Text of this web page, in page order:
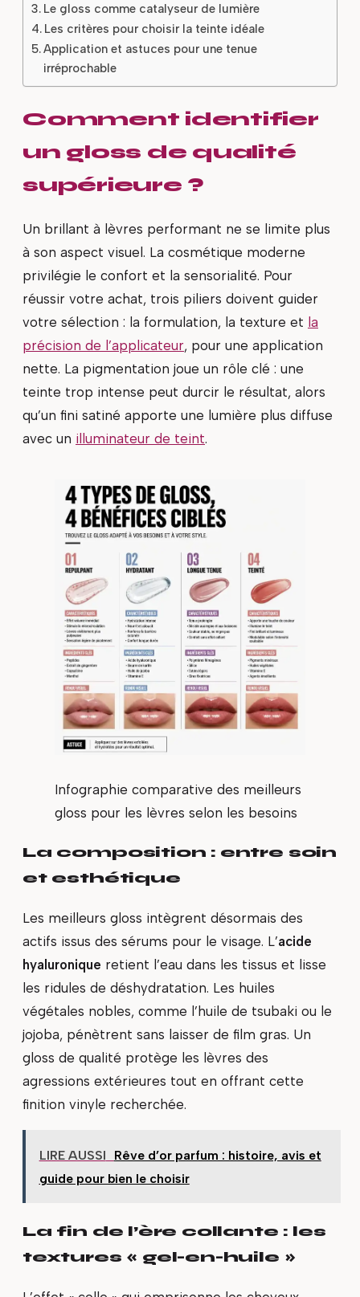
Le gloss comme catalyseur de lumière
Les critères pour choisir la teinte idéale
Application et astuces pour une tenue
irréprochable
Comment identifier
un gloss de qualité
supérieure ?
Un brillant à lèvres performant ne se limite plus
à son aspect visuel. La cosmétique moderne
privilégie le confort et la sensorialité. Pour
réussir votre achat, trois piliers doivent guider
votre sélection : la formulation, la texture et la
précision de l’applicateur, pour une application
nette. La pigmentation joue un rôle clé : une
teinte trop intense peut durcir le résultat, alors
qu’un fini satiné apporte une lumière plus diffuse
avec un illuminateur de teint.
Infographie comparative des meilleurs
gloss pour les lèvres selon les besoins
La composition : entre soin
et esthétique
Les meilleurs gloss intègrent désormais des
actifs issus des sérums pour le visage. L’acide
hyaluronique retient l’eau dans les tissus et lisse
les ridules de déshydratation. Les huiles
végétales nobles, comme l’huile de tsubaki ou le
jojoba, pénètrent sans laisser de film gras. Un
gloss de qualité protège les lèvres des
agressions extérieures tout en offrant cette
finition vinyle recherchée.
LIRE AUSSI
Rêve d’or parfum : histoire, avis et
guide pour bien le choisir
La fin de l’ère collante : les
textures « gel-en-huile »